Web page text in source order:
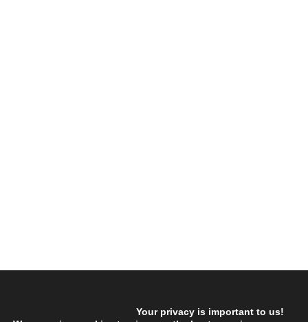
Your privacy is important to us!